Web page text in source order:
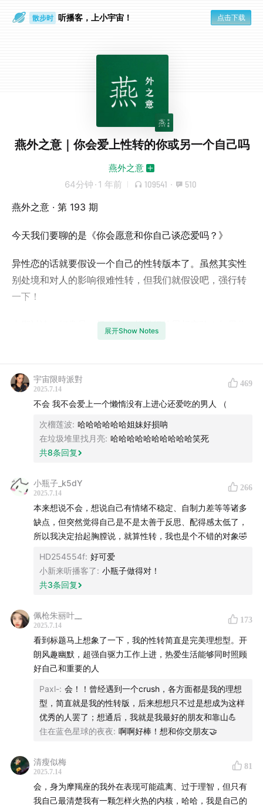
散步时 听播客，上小宇宙！ 点击下载
燕外之意｜你会爱上性转的你或另一个自己吗
燕外之意
64分钟 · 1 年前 109541 · 510
燕外之意 · 第 193 期
今天我们要聊的是《你会愿意和你自己谈恋爱吗？》
异性恋的话就要假设一个自己的性转版本了。虽然其实性
别处境和对人的影响很难性转，但我们就假设吧，强行转
一下！
本期讨论，好像是一场大家一起进行的思想实验！如果你
需要性转，那么，你会如何假设自己？
会变？
你实际上有没有遇到过和自己相似的人？相处起来是喜欢
还是不喜欢呢？
大家讨论这个问题的时候，如何思考这个问题，思考的不
同角度，真的非常迷人！
“非常愿意……两个我自己异性恋同性恋的搭配都很不错，
容，家务如何做，财务如何安排，两个人的内外分工如何
交替，甚至照顾父母也更便利（天啊这种设定居然开始认
什么？！吃喝玩乐都能玩到一起去
而且我追求的且具有的好品质，不管放在谁的身上我都会
很欣赏～善良乐观能接梗，业务能力强，浓眉大眼个儿还
高的东北人，完全是我的理想型啊！而至于自己的缺点，
与之共处已久，已经理解了为什么自己会这样，所以也很
容易原谅别人这样做，这样的话和自己谈恋爱应该矛盾很
少（我真的好认真在想。。。。。”
“会，男的要是像我这么有趣且这么会共情宽容岂不是迷人
死了[doge]”
展开Show Notes
宇宙限時派對
2025.7.14
469
不会 我不会爱上一个懒惰没有上进心还爱吃的男人 （
次榴莲波: 哈哈哈哈哈哈姐妹好损呐
在垃圾堆里找月亮: 哈哈哈哈哈哈哈哈哈哈笑死
共8条回复
小瓶子_k5dY
2025.7.14
266
本来想说不会，想说自己有情绪不稳定、自制力差等等诸多
缺点，但突然觉得自己是不是太善于反思、配得感太低了，
所以我决定抬起胸膛说，就算性转，我也是个不错的对象🤣
HD254554f: 好可爱
小新来听播客了: 小瓶子做得对！
共3条回复
佩枪朱丽叶__
2025.7.14
173
看到标题马上想象了一下，我的性转简直是完美理想型。开
朗风趣幽默，超强自驱力工作上进，热爱生活能够同时照顾
好自己和重要的人
Paxl-: 会！！曾经遇到一个crush，各方面都是我的理想
型，简直就是我的性转版，后来想想只不过是想成为这样
优秀的人罢了；想通后，我就是我最好的朋友和靠山💪
住在蓝色星球的夜夜: 啊啊好棒！想和你交朋友🤝
清瘦似梅
2025.7.14
81
会，身为摩羯座的我外在表现可能疏离、过于理智，但只有
我自己最清楚我有一颗怎样火热的内核，哈哈，我是自己的